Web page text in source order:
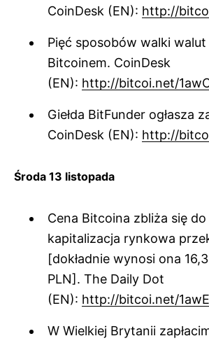
CoinDesk (EN): http://
Pięć sposobów walki
Bitcoinem. CoinDesk
(EN): http://bitcoi.net/
Giełda BitFunder ogłasza
CoinDesk (EN): http://
Środa 13 listopada
Cena Bitcoina zbliża się
kapitalizacja rynkowa
[dokładnie wynosi ona
PLN]. The Daily Dot
(EN): http://bitcoi.net/
W Wielkiej Brytanii